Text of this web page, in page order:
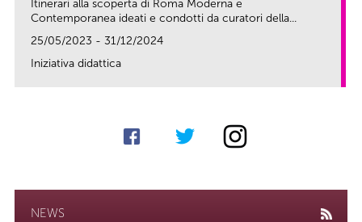
Itinerari alla scoperta di Roma Moderna e
Contemporanea ideati e condotti da curatori della...
25/05/2023 - 31/12/2024
Iniziativa didattica
NEWS